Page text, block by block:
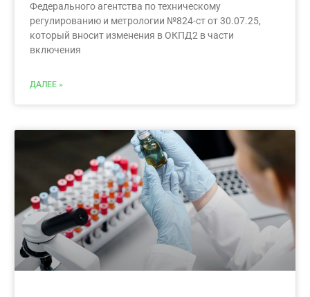
Федерального агентства по техническому
регулированию и метрологии №824-ст от 30.07.25,
который вносит изменения в ОКПД2 в части
включения
ДАЛЕЕ »